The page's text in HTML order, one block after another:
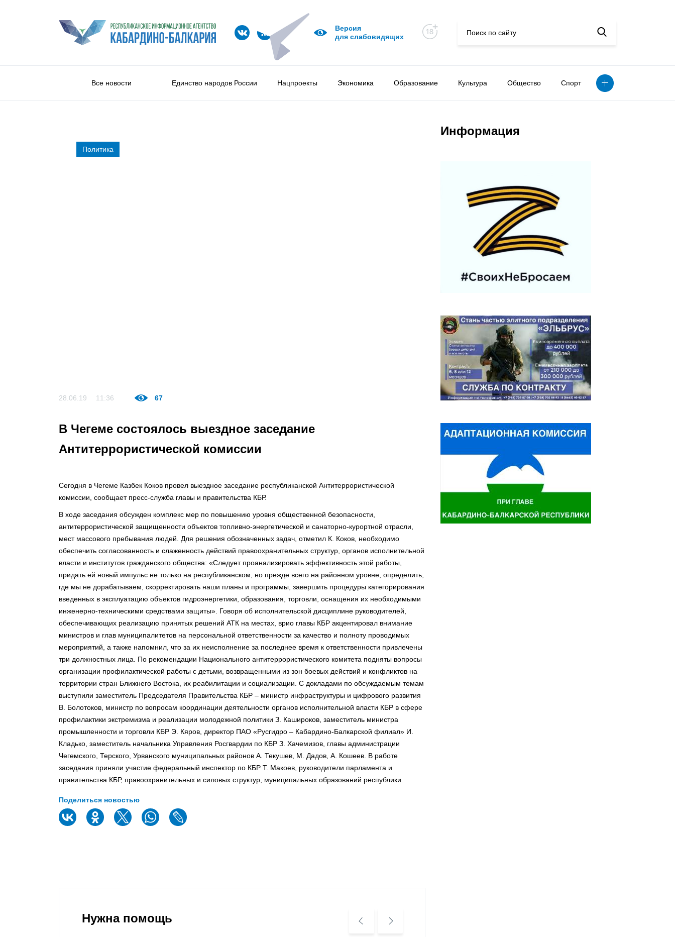
Версия
для слабовидящих
Все новости Единство народов России Нацпроекты Экономика Образование Культура Общество Спорт
Политика
28.06.19 11:36 67
В Чегеме состоялось выездное заседание
Антитеррористической комиссии
Сегодня в Чегеме Казбек Коков провел выездное заседание республиканской Антитеррористической
комиссии, сообщает пресс-служба главы и правительства КБР.
В ходе заседания обсужден комплекс мер по повышению уровня общественной безопасности,
антитеррористической защищенности объектов топливно-энергетической и санаторно-курортной отрасли,
мест массового пребывания людей. Для решения обозначенных задач, отметил К. Коков, необходимо
обеспечить согласованность и слаженность действий правоохранительных структур, органов исполнительной
власти и институтов гражданского общества: «Следует проанализировать эффективность этой работы,
придать ей новый импульс не только на республиканском, но прежде всего на районном уровне, определить,
где мы не дорабатываем, скорректировать наши планы и программы, завершить процедуры категорирования
введенных в эксплуатацию объектов гидроэнергетики, образования, торговли, оснащения их необходимыми
инженерно-техническими средствами защиты». Говоря об исполнительской дисциплине руководителей,
обеспечивающих реализацию принятых решений АТК на местах, врио главы КБР акцентировал внимание
министров и глав муниципалитетов на персональной ответственности за качество и полноту проводимых
мероприятий, а также напомнил, что за их неисполнение за последнее время к ответственности привлечены
три должностных лица. По рекомендации Национального антитеррористического комитета подняты вопросы
организации профилактической работы с детьми, возвращенными из зон боевых действий и конфликтов на
территории стран Ближнего Востока, их реабилитации и социализации. С докладами по обсуждаемым темам
выступили заместитель Председателя Правительства КБР – министр инфраструктуры и цифрового развития
В. Болотоков, министр по вопросам координации деятельности органов исполнительной власти КБР в сфере
профилактики экстремизма и реализации молодежной политики З. Кашироков, заместитель министра
промышленности и торговли КБР Э. Кяров, директор ПАО «Русгидро – Кабардино-Балкарской филиал» И.
Кладько, заместитель начальника Управления Росгвардии по КБР З. Хачемизов, главы администрации
Чегемского, Терского, Урванского муниципальных районов А. Текушев, М. Дадов, А. Кошеев. В работе
заседания приняли участие федеральный инспектор по КБР Т. Макоев, руководители парламента и
правительства КБР, правоохранительных и силовых структур, муниципальных образований республики.
Поделиться новостью
Информация
Нужна помощь